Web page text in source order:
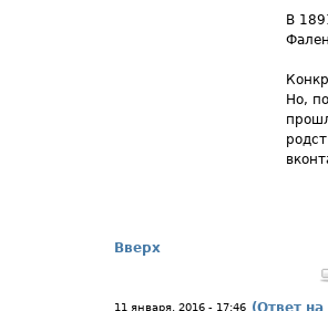
В
Но,
Вверх
11 января, 2016 - 17:46 (Ответ